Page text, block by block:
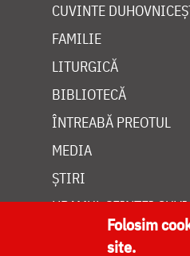
CUVINTE
FAMILIE
LITURGICĂ
BIBLIOTECĂ
ÎNTREABĂ PREOTUL
MEDIA
ȘTIRI
HRAMUL SFINTEI
Folosim
site.